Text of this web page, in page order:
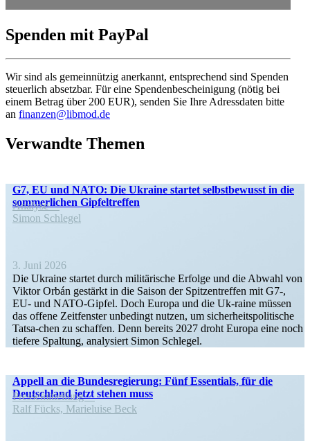
Spenden mit PayPal
Wir sind als gemein­nützig anerkannt, entspre­chend sind Spenden
steuerlich absetzbar. Für eine Spenden­be­schei­nigung (nötig bei
einem Betrag über 200 EUR), senden Sie Ihre Adress­daten bitte
an finanzen@libmod.de
Verwandte Themen
G7, EU und NATO: Die Ukraine startet selbst­be­wusst in die
sommer­lichen Gipfeltreffen
Analyse
Simon Schlegel
3. Juni 2026
Die Ukraine startet durch militä­rische Erfolge und die Abwahl von
Viktor Orbán gestärkt in die Saison der Spitzen­treffen mit G7‑,
EU- und NATO-Gipfel. Doch Europa und die Uk-raine müssen
das offene Zeitfenster unbedingt nutzen, um sicher­heits­po­li­tische
Tatsa-chen zu schaffen. Denn bereits 2027 droht Europa eine noch
tiefere Spaltung, analy­siert Simon Schlegel.
Appell an die Bundes­re­gierung: Fünf Essen­tials, für die
Deutschland jetzt stehen muss
Presse­mit­teilung
Ralf Fücks, Marie­luise Beck